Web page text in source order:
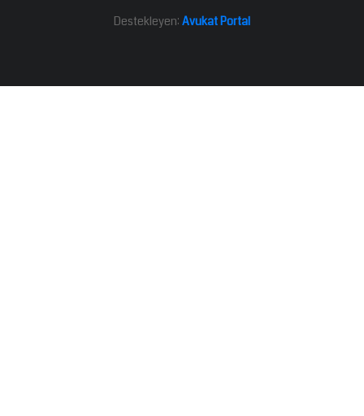
Destekleyen: Avukat Portal